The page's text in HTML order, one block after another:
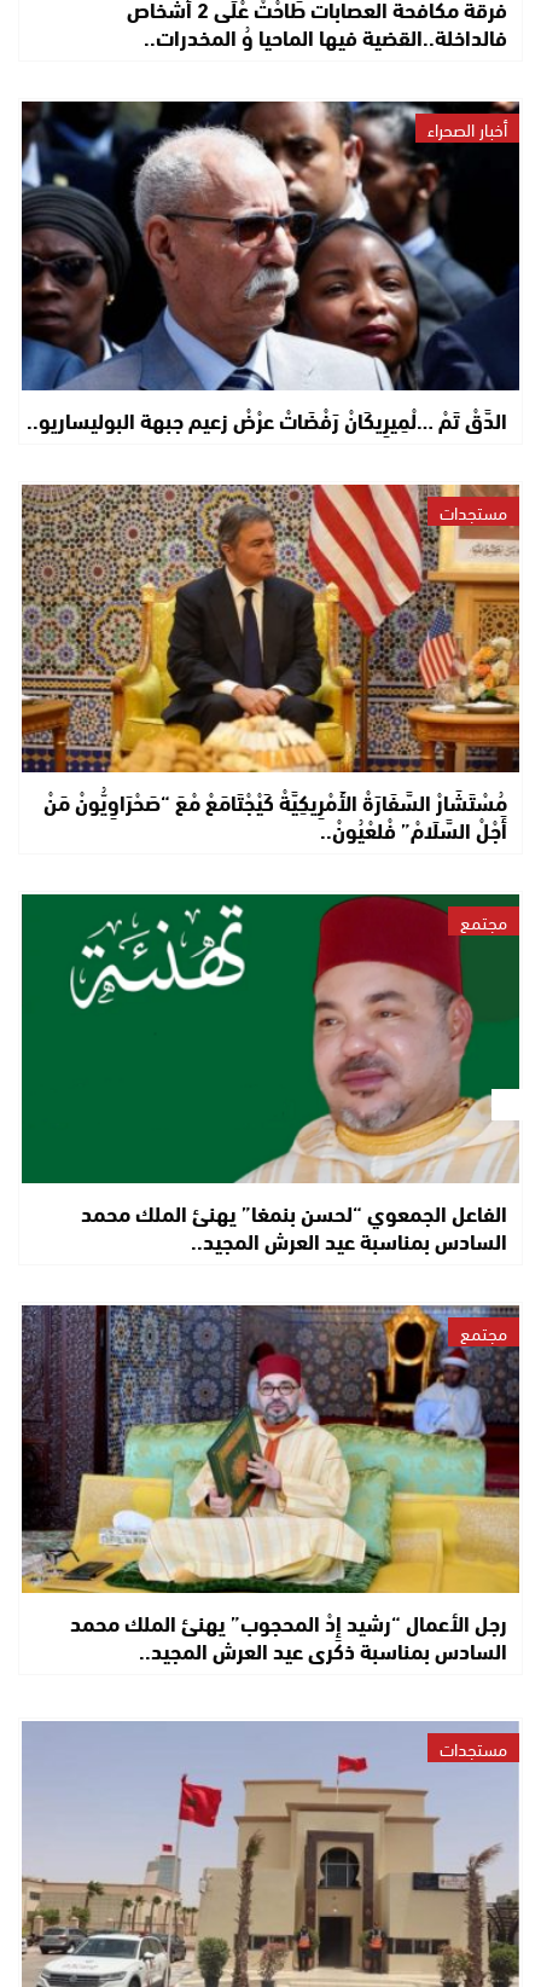
فرقة مكافحة العصابات طَاحْتْ عْلَى 2 أشخاص
فالداخلة..القضية فيها الماحيا وُ المخدرات..
أخبار الصحراء
الدَّقْ تَمْ …لْمِيرِيكَانْ رَفْضَاتْ عرْضْ زعيم جبهة البوليساريو..
مستجدات
مُسْتَشَارْ السَّفَارَةْ الأَمْرِيكِيَّةْ كَيْجْتَامَعْ مْعَ “صَحْرَاوِيُّونْ مَنْ
أَجْلْ السَّلَامْ” فْلعْيُونْ..
مجتمع
الفاعل الجمعوي “لحسن بنمغا” يهنئ الملك محمد
السادس بمناسبة عيد العرش المجيد..
مجتمع
رجل الأعمال “رشيد إِدْ المحجوب” يهنئ الملك محمد
السادس بمناسبة ذكرى عيد العرش المجيد..
مستجدات